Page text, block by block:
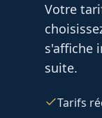
Votre
s'affiche
suite.
Tarifs